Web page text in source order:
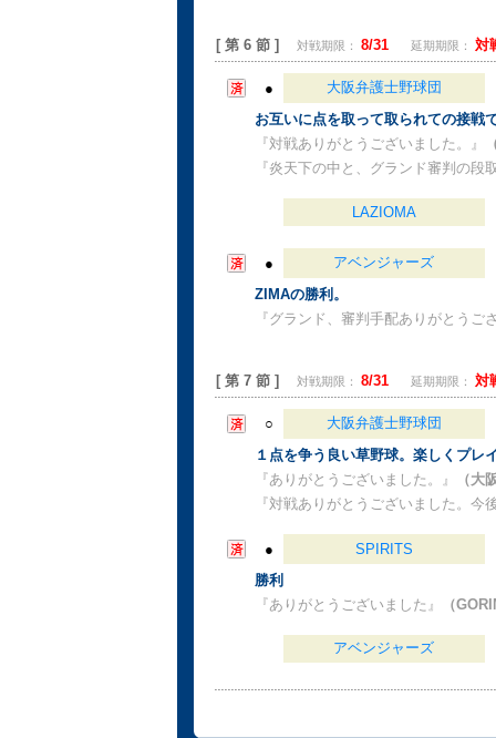
[ 第 6 節 ] 対戦期限： 8/31 延期期限： 対
●
大阪弁護士野球団
お互いに点を取って取られての接戦
『対戦ありがとうございました。』
『炎天下の中と、グランド審判の
LAZIOMA
●
アベンジャーズ
ZIMAの勝利。
『グランド、審判手配ありがとうご
[ 第 7 節 ] 対戦期限： 8/31 延期期限： 対
○
大阪弁護士野球団
１点を争う良い草野球。楽しくプレ
『ありがとうございました。』
（大
『対戦ありがとうございました。
●
SPIRITS
勝利
『ありがとうございました』
（
アベンジャーズ